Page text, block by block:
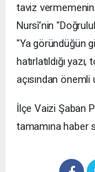
taviz vermemenin
Nursî’nin
"Ya göründüğün
hatırlatıldığı
açısından önemli
​İlçe Vaizi Şaban
tamamına haber